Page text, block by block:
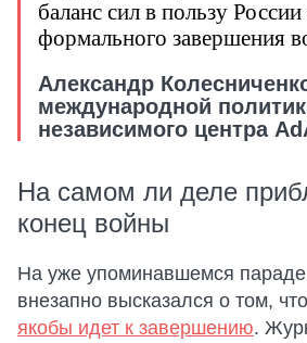
баланс сил в пользу России
формального завершения
Александр
международной
независимого центра
На самом ли деле
конец войны
На уже упоминавшемся
внезапно высказался о том, что
якобы идет к завершению.